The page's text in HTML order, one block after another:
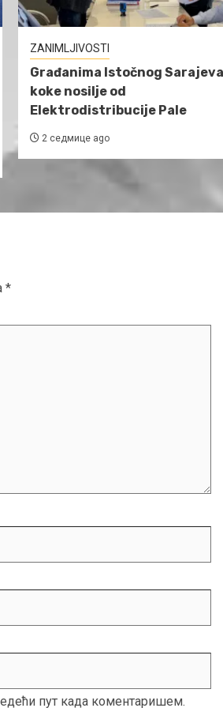
ZANIMLJIVOSTI
Građanima Istočnog
koke nosilje od
Elektrodistribucije Pale
2 седмице ago
*
пут када коментаришем.